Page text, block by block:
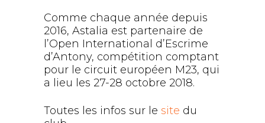
Comme chaque année depuis
2016, Astalia est partenaire de
l’Open International d’Escrime
d’Antony, compétition comptant
pour le circuit européen M23, qui
a lieu les 27-28 octobre 2018.
Toutes les infos sur le site du